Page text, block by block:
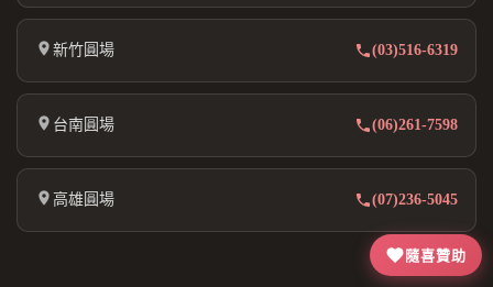
隨喜贊助
新竹圓場 (03)516-6319
台南圓場 (06)261-7598
高雄圓場 (07)236-5045